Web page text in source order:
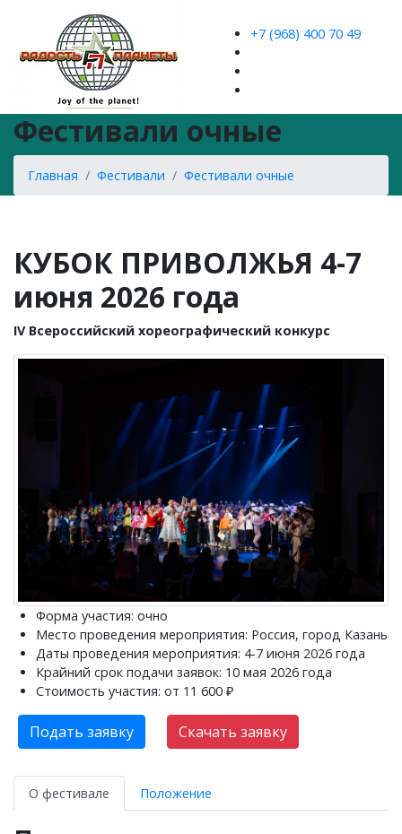
+7 (968) 400 70 49
Фестивали очные
Главная Фестивали Фестивали очные
КУБОК ПРИВОЛЖЬЯ 4-7
июня 2026 года
IV Всероссийский хореографический конкурс
Форма участия: очно
Место проведения мероприятия: Россия, город Казань
Даты проведения мероприятия: 4-7 июня 2026 года
Крайний срок подачи заявок: 10 мая 2026 года
Стоимость участия: от 11 600 ₽
Подать заявку Скачать заявку
О фестивале Положение